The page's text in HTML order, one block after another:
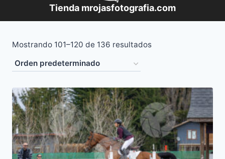
Tienda mrojasfotografia.com
Mostrando 101–120 de 136 resultados